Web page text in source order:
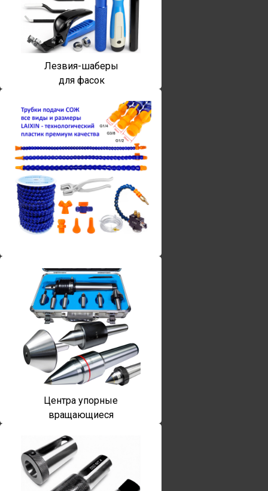
Лезвия-шаберы
для фасок
Винты torx
Центра упорные
вращающиеся